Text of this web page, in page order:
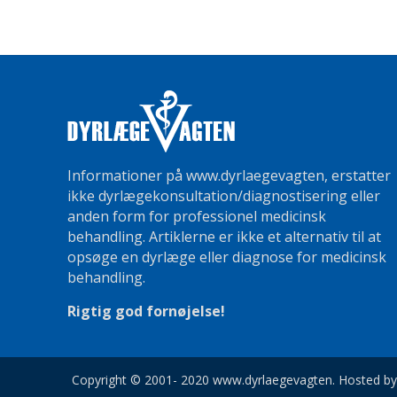
Informationer på www.dyrlaegevagten, erstatter
ikke dyrlægekonsultation/diagnostisering eller
anden form for professionel medicinsk
behandling. Artiklerne er ikke et alternativ til at
opsøge en dyrlæge eller diagnose for medicinsk
behandling.
Rigtig god fornøjelse!
Copyright © 2001- 2020 www.dyrlaegevagten. Hosted by